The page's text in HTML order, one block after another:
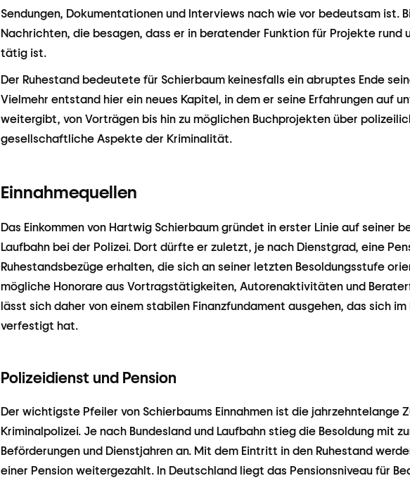
Sendungen, Dokumentationen und Interviews nach wie vor bedeutsam ist.
Nachrichten, die besagen, dass er in beratender Funktion für Projekte rund
tätig ist.
Der Ruhestand bedeutete für Schierbaum keinesfalls ein abruptes Ende
Vielmehr entstand hier ein neues Kapitel, in dem er seine Erfahrungen auf
weitergibt, von Vorträgen bis hin zu möglichen Buchprojekten über
gesellschaftliche Aspekte der Kriminalität.
Einnahmequellen
Das Einkommen von Hartwig Schierbaum gründet in erster Linie auf seiner
Laufbahn bei der Polizei. Dort dürfte er zuletzt, je nach Dienstgrad, eine
Ruhestandsbezüge erhalten, die sich an seiner letzten Besoldungsstufe
mögliche Honorare aus Vortragstätigkeiten, Autorenaktivitäten und
lässt sich daher von einem stabilen Finanzfundament ausgehen, das sich
verfestigt hat.
Polizeidienst und Pension
Der wichtigste Pfeiler von Schierbaums Einnahmen ist die jahrzehntelange
Kriminalpolizei. Je nach Bundesland und Laufbahn stieg die Besoldung mit
Beförderungen und Dienstjahren an. Mit dem Eintritt in den Ruhestand
einer Pension weitergezahlt. In Deutschland liegt das Pensionsniveau für